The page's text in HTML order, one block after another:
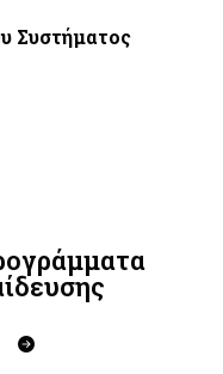
Συστήματος